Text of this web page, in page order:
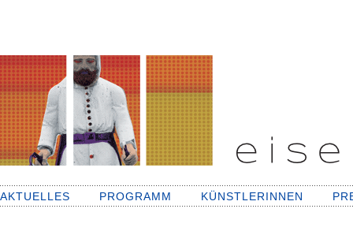
AKTUELLES PROGRAMM KÜNSTLERINNEN